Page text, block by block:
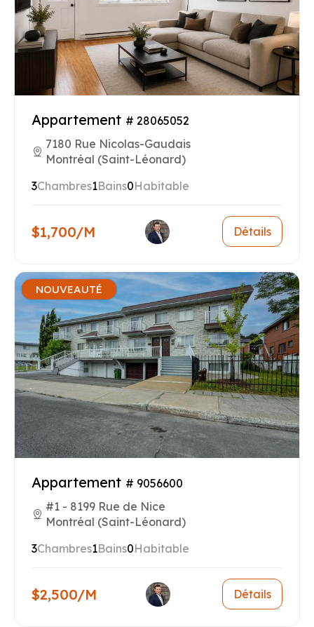
Appartement # 28065052
7180 Rue Nicolas-Gaudais
Montréal (Saint-Léonard)
3Chambres1Bains0Habitable
$1,700/M Détails
NOUVEAUTÉ
Appartement # 9056600
#1 - 8199 Rue de Nice
Montréal (Saint-Léonard)
3Chambres1Bains0Habitable
$2,500/M Détails